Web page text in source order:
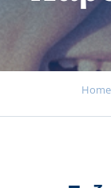
Εκδηλώσεις
Home